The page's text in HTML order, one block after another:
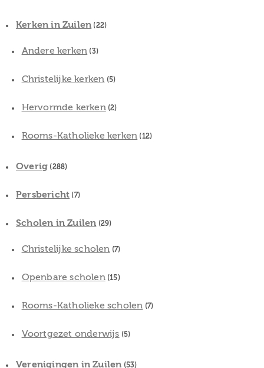
Kerken in Zuilen (22)
Andere kerken (3)
Christelijke kerken (5)
Hervormde kerken(2)
Rooms-Katholieke kerken (12)
Overig (288)
Persbericht (7)
Scholen in Zuilen (29)
Christelijke scholen (7)
Openbare scholen(15)
Rooms-Katholieke scholen (7)
Voortgezet onderwijs (5)
Verenigingen in Zuilen (53)